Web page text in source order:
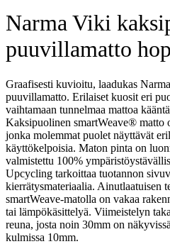
Narma Viki
puuvillamatto
Graafisesti kuvioitu, laadukas
puuvillamatto. Erilaiset kuosit eri
vaihtamaan tunnelmaa mattoa
Kaksipuolinen smartWeave® matto
jonka molemmat puolet näyttävät
käyttökelpoisia. Maton pinta on
valmistettu 100%
Upcycling tarkoittaa tuotannon
kierrätysmateriaalia. Ainutlaatuisen
smartWeave-matolla on vakaa
tai lämpökäsittelyä. Viimeistelyn
reuna, josta noin 30mm on
kulmissa 10mm.